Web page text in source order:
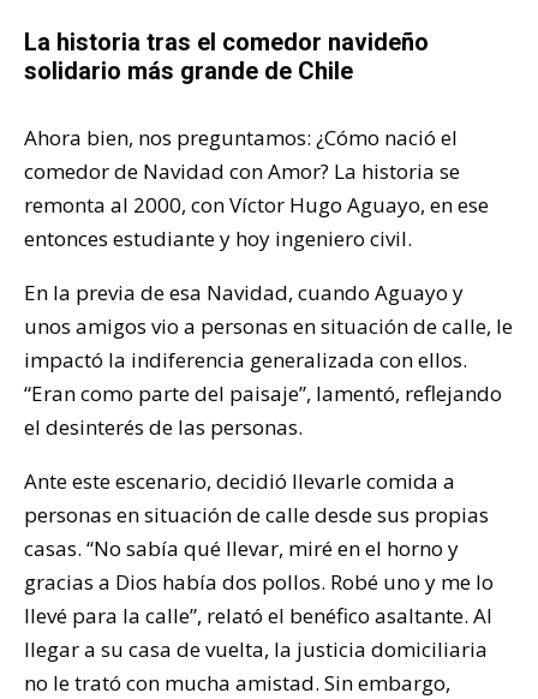
La historia tras el comedor navideño
solidario más grande de Chile
Ahora bien, nos preguntamos: ¿Cómo nació el
comedor de Navidad con Amor? La historia se
remonta al 2000, con Víctor Hugo Aguayo, en ese
entonces estudiante y hoy ingeniero civil.
En la previa de esa Navidad, cuando Aguayo y
unos amigos vio a personas en situación de calle, le
impactó la indiferencia generalizada con ellos.
“Eran como parte del paisaje”, lamentó, reflejando
el desinterés de las personas.
Ante este escenario, decidió llevarle comida a
personas en situación de calle desde sus propias
casas. “No sabía qué llevar, miré en el horno y
gracias a Dios había dos pollos. Robé uno y me lo
llevé para la calle”, relató el benéfico asaltante. Al
llegar a su casa de vuelta, la justicia domiciliaria
no le trató con mucha amistad. Sin embargo,